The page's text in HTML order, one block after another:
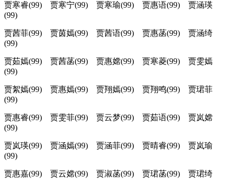
贾寒睿(99) 贾寒宁(99) 贾寒瑜(99) 贾惠语(99) 贾涵瑛
(99)
贾茜菲(99) 贾茵嫣(99) 贾茜语(99) 贾惠菡(99) 贾涵绮
(99)
贾茹嫣(99) 贾茜菡(99) 贾惠嫦(99) 贾寒菱(99) 贾雯嫣
(99)
贾絮嫣(99) 贾惠嫣(99) 贾翔嫣(99) 贾翔鸣(99) 贾珺菲
(99)
贾惠睿(99) 贾雯菲(99) 贾云梦(99) 贾茹语(99) 贾岚嫦
(99)
贾岚瑛(99) 贾涵嫣(99) 贾涵菲(99) 贾晴睿(99) 贾岚瑜
(99)
贾惠嘉(99) 贾云嫦(99) 贾淑菡(99) 贾珺菡(99) 贾珺绮